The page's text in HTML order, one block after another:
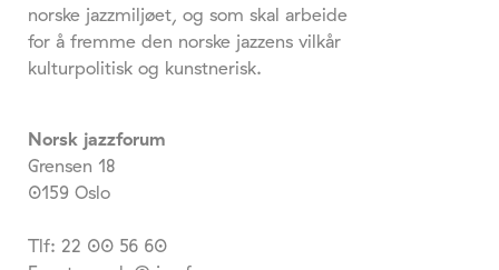
norske jazzmiljøet, og som skal arbeide
for å fremme den norske jazzens vilkår
kulturpolitisk og kunstnerisk.
Norsk jazzforum
Grensen 18
0159 Oslo
Tlf: 22 00 56 60